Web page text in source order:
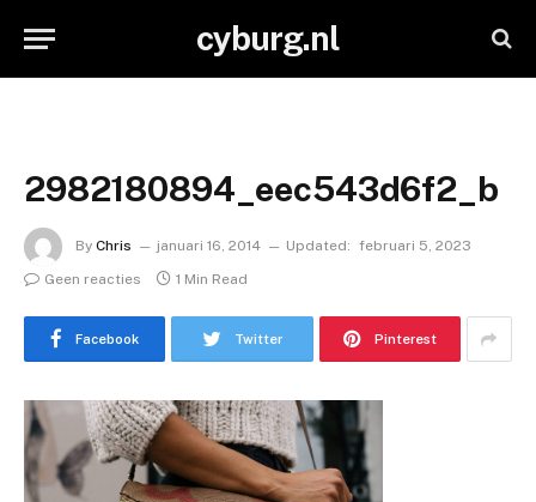
cyburg.nl
2982180894_eec543d6f2_b
By Chris januari 16, 2014 Updated: februari 5, 2023
Geen reacties
1 Min Read
Facebook Twitter Pinterest